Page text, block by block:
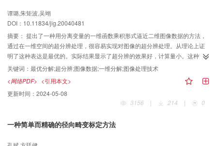
谭璐,朱矩波,吴翊
DOI：10.11834/jig.20040481
摘要： 提出了一种用分离变量的一维函数乘积形式逼近二维图像数据的方法，
通过在一维空间的超分辨处理，很容易实现对图像的超分辨处理。从理论上证
明了这种表达是最优的。实际结果显示了超分辨的效果好，计算量小。这种方
法也可应用于图像处理的其他领域和海量数据信息特征提取。
关键词： 最优分解;超分辨;图像数据;一维分解;图像处理技术
<网络PDF> <引用本文>
更新时间： 2024-05-08
3156
| 214 | 0
一种简单而精确的径向畸变标定方法